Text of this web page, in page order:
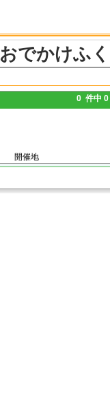
おでかけふ
0 件中 0
開催地